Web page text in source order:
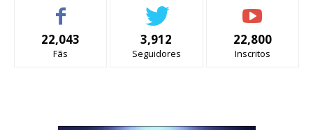
22,043
Fãs
3,912
Seguidores
22,800
Inscritos